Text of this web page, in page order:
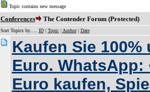
Topic contains new message
Conferences The Contender Forum (Protected)
Sort Topics by..... ID| Topic| Author| Date
Kaufen Sie
Euro. WhatsApp:
Euro kaufen,